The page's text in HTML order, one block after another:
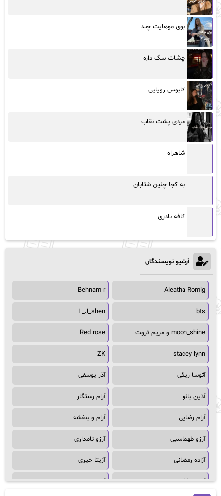
بوی موهایت چند
چشات سگ داره
کابوس رویایی
مردی پشت نقاب
شاهراه
به کجا چنین شتابان
کافه نادری
آرشیو نویسندگان
Aleatha Romig
Behnam r
bts
L_J_shen
moon_shine و مریم ثروت Red rose
stacey lynn
ZK
آتوسا ریگی آذر یوسفی
آذین بانو آرام رستگار
آرام رضایی آرام و بنفشه
آرزو طهماسبی آرزو نامداری
آزاده رمضانی آزیتا خیری
آسمان64 آسمان۶۵